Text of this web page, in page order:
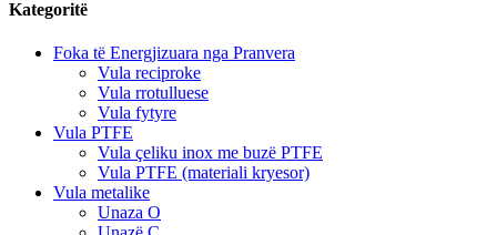
Kategoritë
Foka të Energjizuara nga Pranvera
Vula reciproke
Vula rrotulluese
Vula fytyre
Vula PTFE
Vula çeliku inox me buzë PTFE
Vula PTFE (materiali kryesor)
Vula metalike
Unaza O